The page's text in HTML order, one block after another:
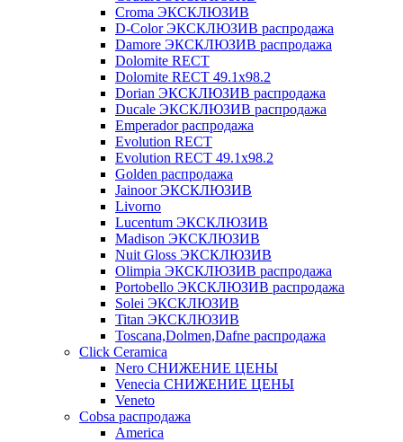
Croma ЭКСКЛЮЗИВ
D-Color ЭКСКЛЮЗИВ распродажа
Damore ЭКСКЛЮЗИВ распродажа
Dolomite RECT
Dolomite RECT 49.1x98.2
Dorian ЭКСКЛЮЗИВ распродажа
Ducale ЭКСКЛЮЗИВ распродажа
Emperador распродажа
Evolution RECT
Evolution RECT 49.1x98.2
Golden распродажа
Jainoor ЭКСКЛЮЗИВ
Livorno
Lucentum ЭКСКЛЮЗИВ
Madison ЭКСКЛЮЗИВ
Nuit Gloss ЭКСКЛЮЗИВ
Olimpia ЭКСКЛЮЗИВ распродажа
Portobello ЭКСКЛЮЗИВ распродажа
Solei ЭКСКЛЮЗИВ
Titan ЭКСКЛЮЗИВ
Toscana,Dolmen,Dafne распродажа
Cliсk Ceramica
Nero СНИЖЕНИЕ ЦЕНЫ
Venecia СНИЖЕНИЕ ЦЕНЫ
Veneto
Cobsa распродажа
America